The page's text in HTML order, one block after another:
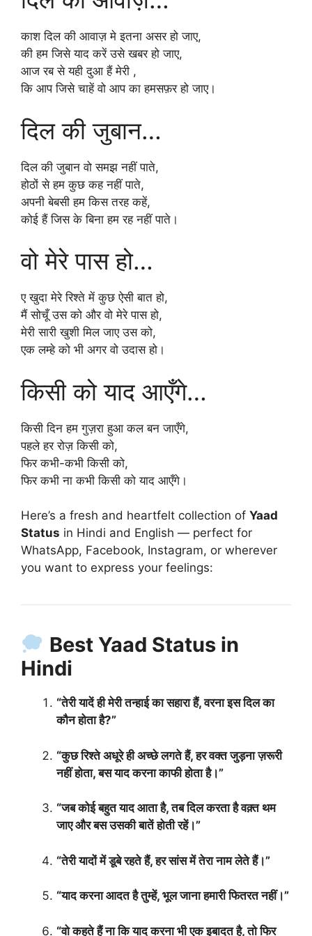
काश दिल की आवाज़ मे इतना असर हो जाए,
की हम जिसे याद करें उसे खबर हो जाए,
आज रब से यही दुआ हैं मेरी ,
कि आप जिसे चाहें वो आप का हमसफ़र हो जाए।
दिल की जुबान…
दिल की जुबान वो समझ नहीं पाते,
होठों से हम कुछ कह नहीं पाते,
अपनी बेबसी हम किस तरह कहें,
कोई हैं जिस के बिना हम रह नहीं पाते।
वो मेरे पास हो…
ए खुदा मेरे रिश्ते में कुछ ऐसी बात हो,
मैं सोचूँ उस को और वो मेरे पास हो,
मेरी सारी खुशी मिल जाए उस को,
एक लम्हे को भी अगर वो उदास हो।
किसी को याद आएँगे…
किसी दिन हम गुज़रा हुआ कल बन जाएँगे,
पहले हर रोज़ किसी को,
फिर कभी-कभी किसी को,
फिर कभी ना कभी किसी को याद आएँगे।
Here’s a fresh and heartfelt collection of Yaad
Status in Hindi and English — perfect for
WhatsApp, Facebook, Instagram, or wherever
you want to express your feelings:
Best Yaad Status in
Hindi
“तेरी यादें ही मेरी तन्हाई का सहारा हैं, वरना इस दिल का
कौन होता है?”
“कुछ रिश्ते अधूरे ही अच्छे लगते हैं, हर वक्त जुड़ना ज़रूरी
नहीं होता, बस याद करना काफी होता है।”
“जब कोई बहुत याद आता है, तब दिल करता है वक़्त थम
जाए और बस उसकी बातें होती रहें।”
“तेरी यादों में डूबे रहते हैं, हर सांस में तेरा नाम लेते हैं।”
“याद करना आदत है तुम्हें, भूल जाना हमारी फितरत नहीं।”
“वो कहते हैं ना कि याद करना भी एक इबादत है, तो फिर